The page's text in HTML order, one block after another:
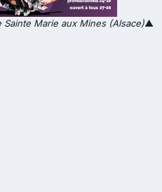
Marie aux Mines (Alsace)▲